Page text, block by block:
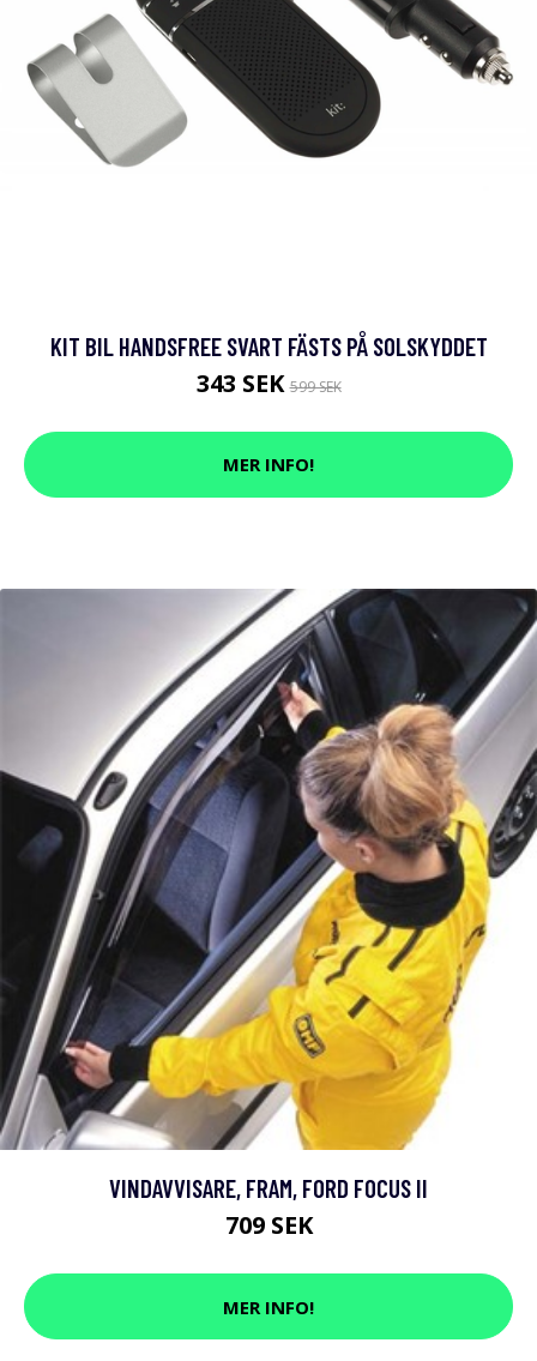
KIT BIL HANDSFREE SVART FÄSTS PÅ SOLSKYDDET
343 SEK599 SEK
MER INFO!
VINDAVVISARE, FRAM, FORD FOCUS II
709 SEK
MER INFO!